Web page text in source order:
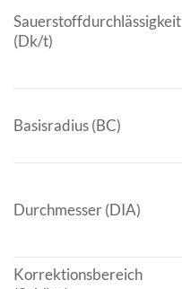
Sauerstoffdurchlässigkeit
(Dk/t)
Basisradius (BC)
Durchmesser (DIA)
Korrektionsbereich